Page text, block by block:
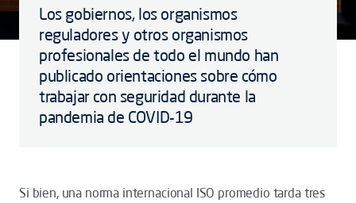
Los gobiernos, los organismos
reguladores y otros organismos
profesionales de todo el mundo han
publicado orientaciones sobre cómo
trabajar con seguridad durante la
pandemia de COVID-19
Si bien, una norma internacional ISO promedio tarda tres